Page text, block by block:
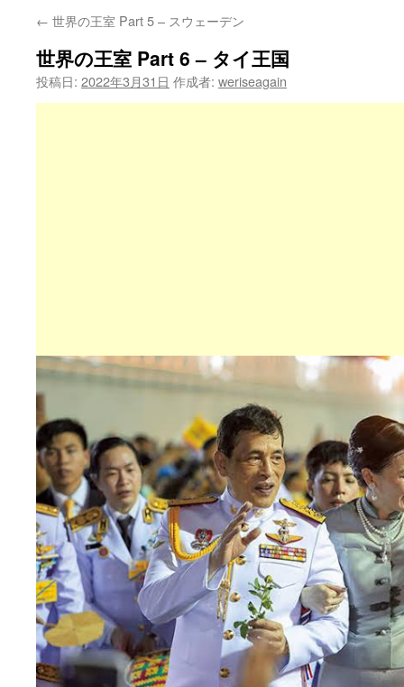
← 世界の王室 Part 5 – スウェーデン
世界の王室 Part 6 – タイ王国
投稿日: 2022年3月31日 作成者: weriseagain